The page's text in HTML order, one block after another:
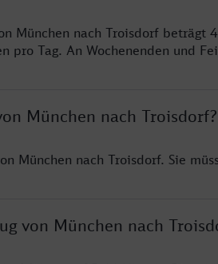
München nach Troisdorf beträgt
Tag. An Wochenenden und
München nach Troisdorf?
München nach Troisdorf. Sie
von München nach